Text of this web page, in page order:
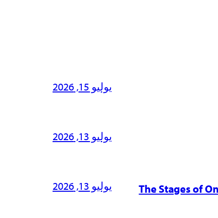
يوليو 15, 2026
يوليو 13, 2026
The Stages of يوليو 13, 2026